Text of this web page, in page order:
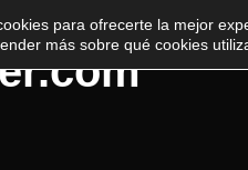
para ofrecerte la mejor
más sobre qué cookies